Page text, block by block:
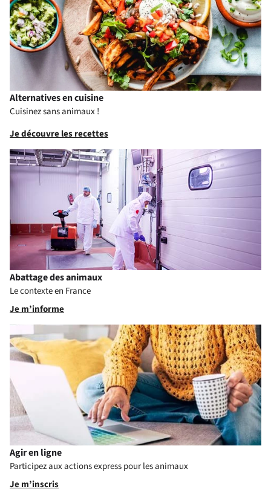
Alternatives en cuisine
Cuisinez sans animaux !
Je découvre les recettes
Abattage des animaux
Le contexte en France
Je m’informe
Agir en ligne
Participez aux actions express pour les animaux
Je m’inscris